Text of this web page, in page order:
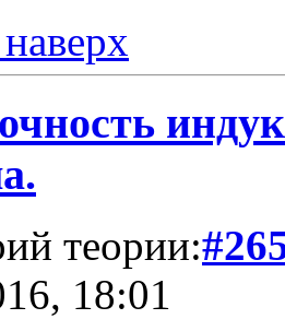
теории:
18:01